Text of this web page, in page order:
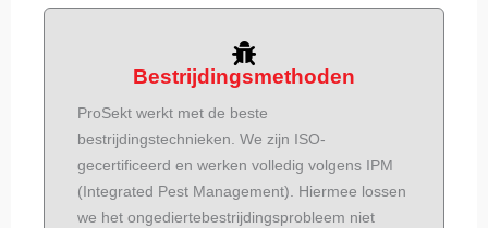
Bestrijdingsmethoden
ProSekt werkt met de beste
bestrijdingstechnieken. We zijn ISO-
gecertificeerd en werken volledig volgens IPM
(Integrated Pest Management). Hiermee lossen
we het ongediertebestrijdingsprobleem niet